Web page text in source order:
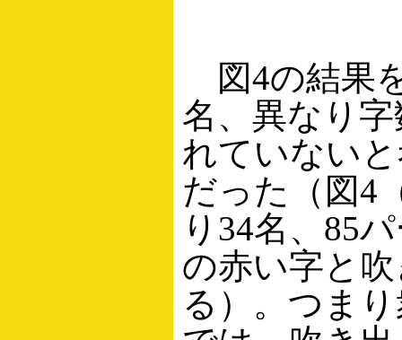
図4の結果
名、異なり
れていない
だった（図4
り34名、85
の赤い字と
る）。つま